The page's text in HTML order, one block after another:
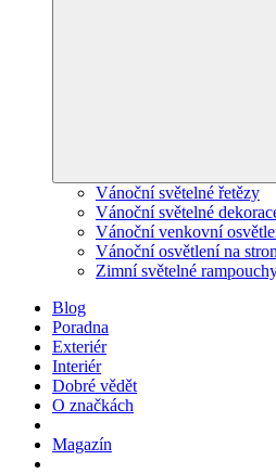
Vánoční světelné řetězy
Vánoční světelné
Vánoční venkovní
Vánoční osvětlení na
Zimní světelné
Blog
Poradna
Exteriér
Interiér
Dobré vědět
O značkách
Magazín